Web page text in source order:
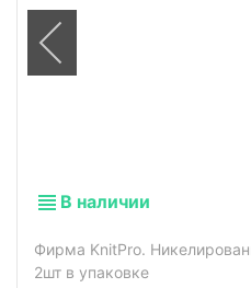
В наличии
Фирма KnitPro.
2шт в упаковке